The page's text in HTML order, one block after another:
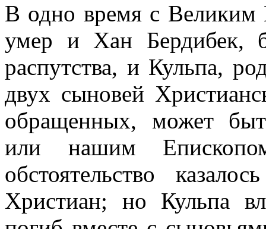
В одно время с
умер и Хан Бердибек,
распутства, и Кульпа,
двух сыновей
обращенных, может
или нашим
обстоятельство
Христиан; но Кульпа